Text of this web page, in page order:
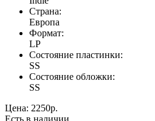
Страна:
Европа
Формат:
LP
Состояние пластинки:
SS
Состояние обложки:
SS
Цена: 2250р.
Есть в наличии